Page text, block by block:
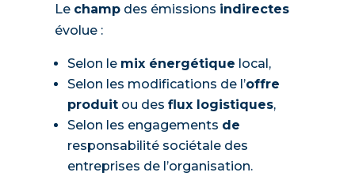
Le champdes émissions indirectes
évolue :
Selon le mix énergétique local,
Selon les modifications de l’offre
produitou des flux logistiques,
Selon les engagements de
responsabilité sociétale des
entreprises de l’organisation.